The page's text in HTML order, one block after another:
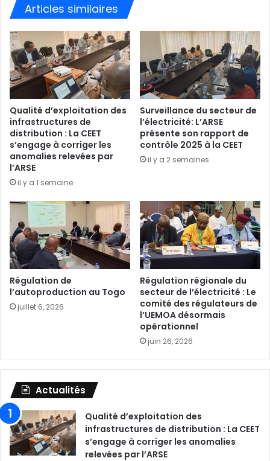
Articles similaires
Qualité d’exploitation des
infrastructures de
distribution : La CEET
s’engage à corriger les
anomalies relevées par
l’ARSE
il y a 1 semaine
Surveillance du secteur de
l’électricité: L’ARSE
présente son rapport de
contrôle 2025 à la CEET
il y a 2 semaines
Régulation de
l’autoproduction au Togo
juillet 6, 2026
Régulation régionale du
secteur de l’électricité : Le
comité des régulateurs de
l’UEMOA désormais
opérationnel
juin 26, 2026
Actualités
Qualité d’exploitation des
infrastructures de distribution : La CEET
s’engage à corriger les anomalies
relevées par l’ARSE